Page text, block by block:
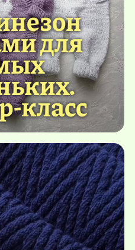
для
класс